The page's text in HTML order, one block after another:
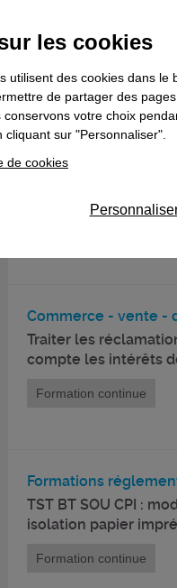
Recyclage
personnel
Commerce - vente -
Traiter les
compte les intérêts
Formation continue
Formations
TST BT SOU CPI :
isolation papier
Formation continue
les cookies
utilisent des cookies dans le
de partager des
votre choix
sur "Personnaliser".
de cookies